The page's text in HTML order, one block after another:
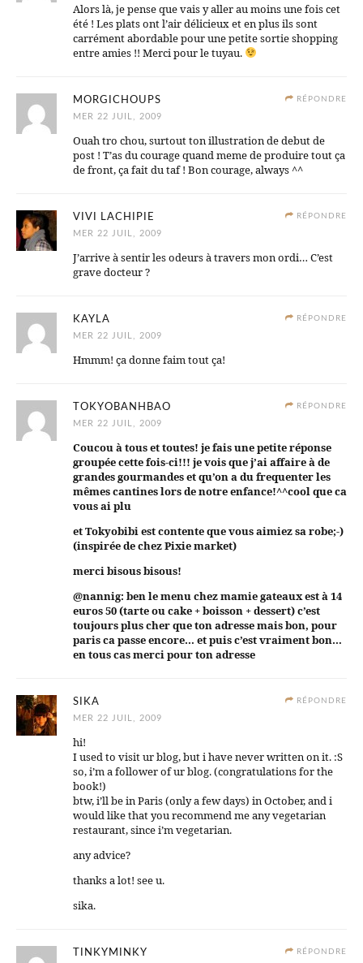
Alors là, je pense que vais y aller au moins une fois cet
été ! Les plats ont l’air délicieux et en plus ils sont
carrément abordable pour une petite sortie shopping
entre amies !! Merci pour le tuyau.
RÉPONDRE
MORGICHOUPS
MER 22 JUIL, 2009
Ouah tro chou, surtout ton illustration de debut de
post ! T’as du courage quand meme de produire tout ça
de front, ça fait du taf ! Bon courage, always ^^
RÉPONDRE
VIVI LACHIPIE
MER 22 JUIL, 2009
J’arrive à sentir les odeurs à travers mon ordi… C’est
grave docteur ?
RÉPONDRE
KAYLA
MER 22 JUIL, 2009
Hmmm! ça donne faim tout ça!
RÉPONDRE
TOKYOBANHBAO
MER 22 JUIL, 2009
Coucou à tous et toutes! je fais une petite réponse
groupée cette fois-ci!!! je vois que j’ai affaire à de
grandes gourmandes et qu’on a du frequenter les
mêmes cantines lors de notre enfance!^^cool que ca
vous ai plu
et Tokyobibi est contente que vous aimiez sa robe;-)
(inspirée de chez Pixie market)
merci bisous bisous!
@nannig: ben le menu chez mamie gateaux est à 14
euros 50 (tarte ou cake + boisson + dessert) c’est
toujours plus cher que ton adresse mais bon, pour
paris ca passe encore… et puis c’est vraiment bon…
en tous cas merci pour ton adresse
RÉPONDRE
SIKA
MER 22 JUIL, 2009
hi!
I used to visit ur blog, but i have never written on it. :S
so, i’m a follower of ur blog. (congratulations for the
book!)
btw, i’ll be in Paris (only a few days) in October, and i
would like that you recommend me any vegetarian
restaurant, since i’m vegetarian.
any advice?
thanks a lot! see u.
sika.
RÉPONDRE
TINKYMINKY